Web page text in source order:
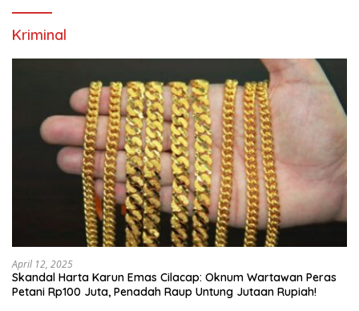
Kriminal
April 12, 2025
Skandal Harta Karun Emas Cilacap: Oknum Wartawan Peras
Petani Rp100 Juta, Penadah Raup Untung Jutaan Rupiah!